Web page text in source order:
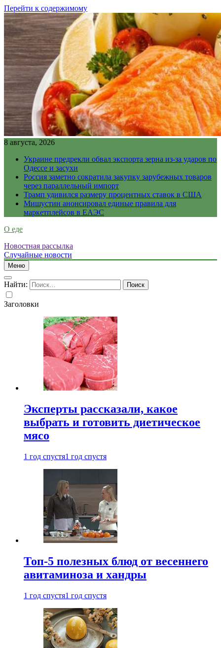
Перейти к содержимому
8 августа, 2026
Украине предрекли обвал экспорта зерна из-за ударов по
Одессе и засухи
Россия заметно сократила закупку зарубежных товаров
через параллельный импорт
Трамп удивился размеру процентных ставок в США
Мишустин анонсировал единые правила для
маркетплейсов в ЕАЭС
О еде
Новостная рассылка
Случайные новости
Меню
Найти:
Заголовки
Эксперты рассказали, какое
выбрать и готовить диетическое
мясо
1 год спустя1 год спустя
Топ-5 полезных блюд от весеннего
авитаминоза и хандры
1 год спустя1 год спустя